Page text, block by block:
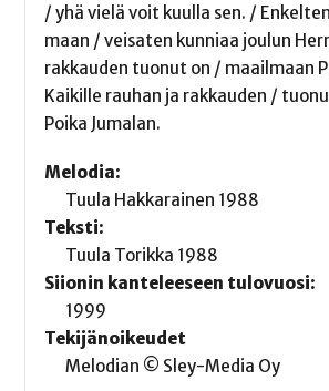
/ yhä vielä voit kuulla sen. /
maan / veisaten kunniaa joulun
rakkauden tuonut on / maailmaan
Kaikille rauhan ja rakkauden /
Poika Jumalan.
Melodia:
Tuula Hakkarainen 1988
Teksti:
Tuula Torikka 1988
Siionin kanteleeseen tulovuosi:
1999
Tekijänoikeudet
Melodian © Sley-Media Oy